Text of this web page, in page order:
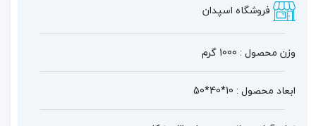
فروشگاه اسپدان
وزن محصول : 1000 گرم
ابعاد محصول : 10*40*50